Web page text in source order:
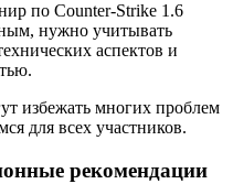
по Counter-Strike 1.6
нужно учитывать
аспектов и
избежать многих проблем
для всех участников.
рекомендации